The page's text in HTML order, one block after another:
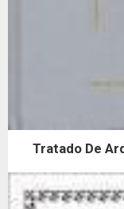
Tratado De